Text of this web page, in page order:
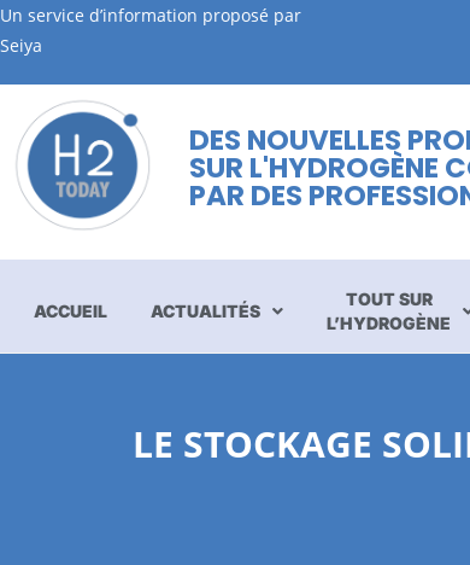
Un service d’information proposé par
Seiya
DES NOUVELLES
SUR L'HYDROGÈNE
PAR DES
ACCUEIL ACTUALITÉS
TOUT SUR
L’HYDROGÈNE
LE STOCKAGE